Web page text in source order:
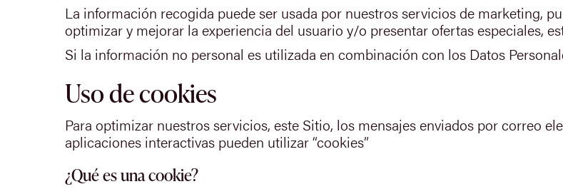
La información recogida puede ser usada por nuestros servicios de marketing,
optimizar y mejorar la experiencia del usuario y/o presentar ofertas especiales,
Si la información no personal es utilizada en combinación con los Datos
Uso de cookies
Para optimizar nuestros servicios, este Sitio, los mensajes enviados por correo
aplicaciones interactivas pueden utilizar “cookies”
¿Qué es una cookie?